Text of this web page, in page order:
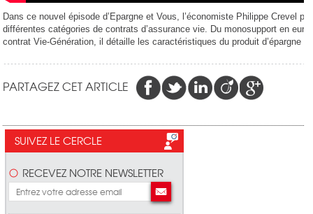
Dans ce nouvel épisode d’Epargne et Vous, l’économiste Philippe Crevel
différentes catégories de contrats d’assurance vie. Du monosupport en
contrat Vie-Génération, il détaille les caractéristiques du produit d’épargne
PARTAGEZ CET ARTICLE
SUIVEZ LE CERCLE
RECEVEZ NOTRE NEWSLETTER